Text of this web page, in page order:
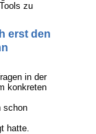
zu
erst den
in der
konkreten
schon
hatte.